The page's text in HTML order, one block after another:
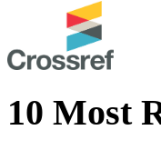
10 Most